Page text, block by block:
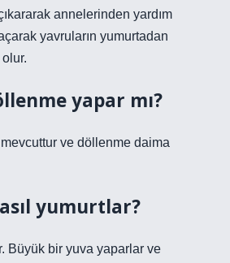
annelerinden yardım
yavruların yumurtadan
olur.
yapar mı?
ve döllenme daima
yumurtlar?
Büyük bir yuva yaparlar ve